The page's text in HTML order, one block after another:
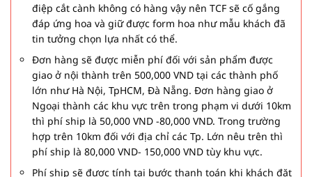
điệp cắt cành không có hàng vậy nên TCF sẽ cố gắng
đáp ứng hoa và giữ được form hoa như mẫu khách đã
tin tưởng chọn lựa nhất có thể.
Đơn hàng sẽ được miễn phí đối với sản phẩm được
giao ở nội thành trên 500,000 VND tại các thành phố
lớn như Hà Nội, TpHCM, Đà Nẵng. Đơn hàng giao ở
Ngoại thành các khu vực trên trong phạm vi dưới 10km
thì phí ship là 50,000 VND -80,000 VND. Trong trường
hợp trên 10km đối với địa chỉ các Tp. Lớn nêu trên thì
phí ship là 80,000 VND- 150,000 VND tùy khu vực.
Phí ship sẽ được tính tại bước thanh toán khi khách đặt